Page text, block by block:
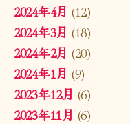
2024年4月 (12)
2024年3月 (18)
2024年2月 (20)
2024年1月 (9)
2023年12月 (6)
2023年11月 (6)